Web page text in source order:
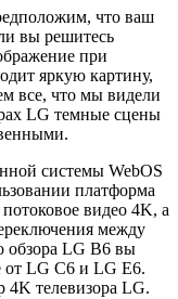
что ваш
вы решитесь
при
яркую картину,
все, что мы видели
LG темные сцены
системы WebOS
платформа
видео 4K, а
между
обзора LG B6 вы
от LG C6 и LG E6.
телевизора LG.